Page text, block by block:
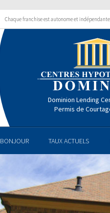
Chaque franchise est autonome et indépendante
Dominion Lending
Permis de
BONJOUR TAUX ACTUELS